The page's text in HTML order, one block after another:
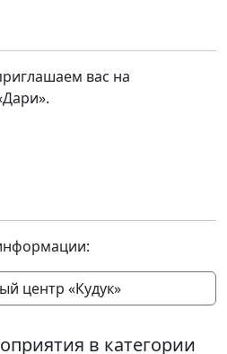
вас на
центр «Кудук»
в категории